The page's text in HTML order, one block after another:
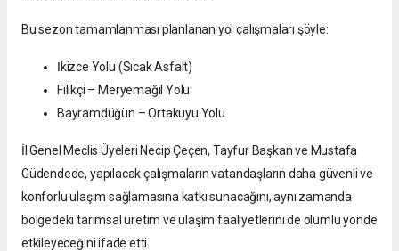
Bu sezon tamamlanması planlanan yol çalışmaları şöyle:
İkizce Yolu (Sıcak Asfalt)
Filikçi – Meryemağıl Yolu
Bayramdüğün – Ortakuyu Yolu
İl Genel Meclis Üyeleri Necip Çeçen, Tayfur Başkan ve Mustafa
Güdendede, yapılacak çalışmaların vatandaşların daha güvenli ve
konforlu ulaşım sağlamasına katkı sunacağını, aynı zamanda
bölgedeki tarımsal üretim ve ulaşım faaliyetlerini de olumlu yönde
etkileyeceğini ifade etti.